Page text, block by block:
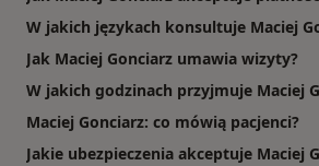
W jakich językach konsultuje Maciej
Jak Maciej Gonciarz umawia wizyty?
W jakich godzinach przyjmuje Maciej
Maciej Gonciarz: co mówią pacjenci?
Jakie ubezpieczenia akceptuje Maciej